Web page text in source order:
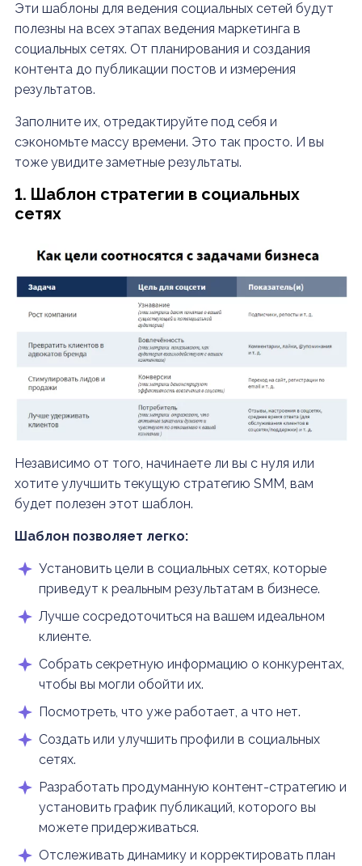
Эти шаблоны для ведения социальных сетей будут
полезны на всех этапах ведения маркетинга в
социальных сетях. От планирования и создания
контента до публикации постов и измерения
результатов.
Заполните их, отредактируйте под себя и
сэкономьте массу времени. Это так просто. И вы
тоже увидите заметные результаты.
1. Шаблон стратегии в социальных
сетях
Независимо от того, начинаете ли вы с нуля или
хотите улучшить текущую стратегию SMM, вам
будет полезен этот шаблон.
Шаблон позволяет легко:
Установить цели в социальных сетях, которые
приведут к реальным результатам в бизнесе.
Лучше сосредоточиться на вашем идеальном
клиенте.
Собрать секретную информацию о конкурентах,
чтобы вы могли обойти их.
Посмотреть, что уже работает, а что нет.
Создать или улучшить профили в социальных
сетях.
Разработать продуманную контент-стратегию и
установить график публикаций, которого вы
можете придерживаться.
Отслеживать динамику и корректировать план